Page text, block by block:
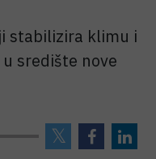
stabilizira klimu i
središte nove